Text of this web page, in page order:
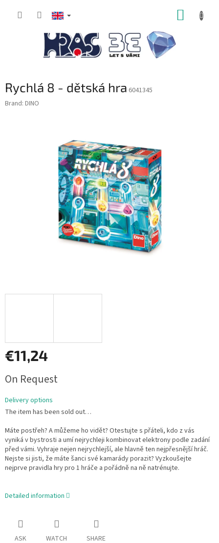
Rychlá 8 - dětská hra 6041345
Brand: DINO
€11,24
price:
On Request
Delivery options
The item has been sold out…
Máte postřeh? A můžeme ho vidět? Otestujte s přáteli, kdo z vás
vyniká v bystrosti a umí nejrychleji kombinovat elektrony podle zadání
před vámi. Vyhraje nejen nejrychlejší, ale hlavně ten nejpřesnější hráč.
Nejste si jisti, že máte šanci své kamarády porazit? Vyzkoušejte
nejprve pravidla hry pro 1 hráče a pořádně na ně natrénujte.
Detailed information
ASK WATCH SHARE